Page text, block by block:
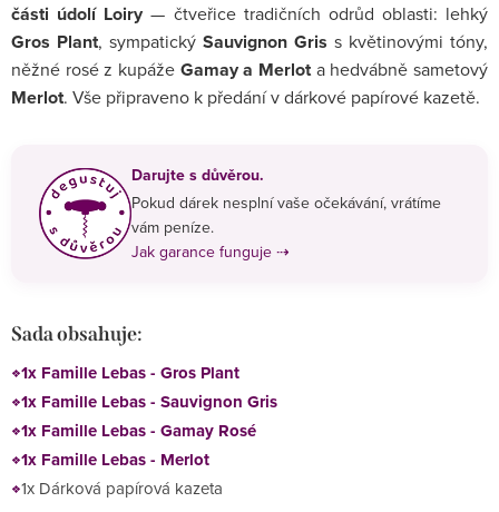
části údolí Loiry — čtveřice tradičních odrůd oblasti: lehký
Gros Plant, sympatický Sauvignon Gris s květinovými tóny,
něžné rosé z kupáže Gamay a Merlota hedvábně sametový
Merlot. Vše připraveno k předání v dárkové papírové kazetě.
Darujte s důvěrou.
Pokud dárek nesplní vaše očekávání, vrátíme
vám peníze.
Jak garance funguje ⇢
Sada obsahuje:
1x Famille Lebas - Gros Plant
1x Famille Lebas - Sauvignon Gris
1x Famille Lebas - Gamay Rosé
1x Famille Lebas - Merlot
1x Dárková papírová kazeta